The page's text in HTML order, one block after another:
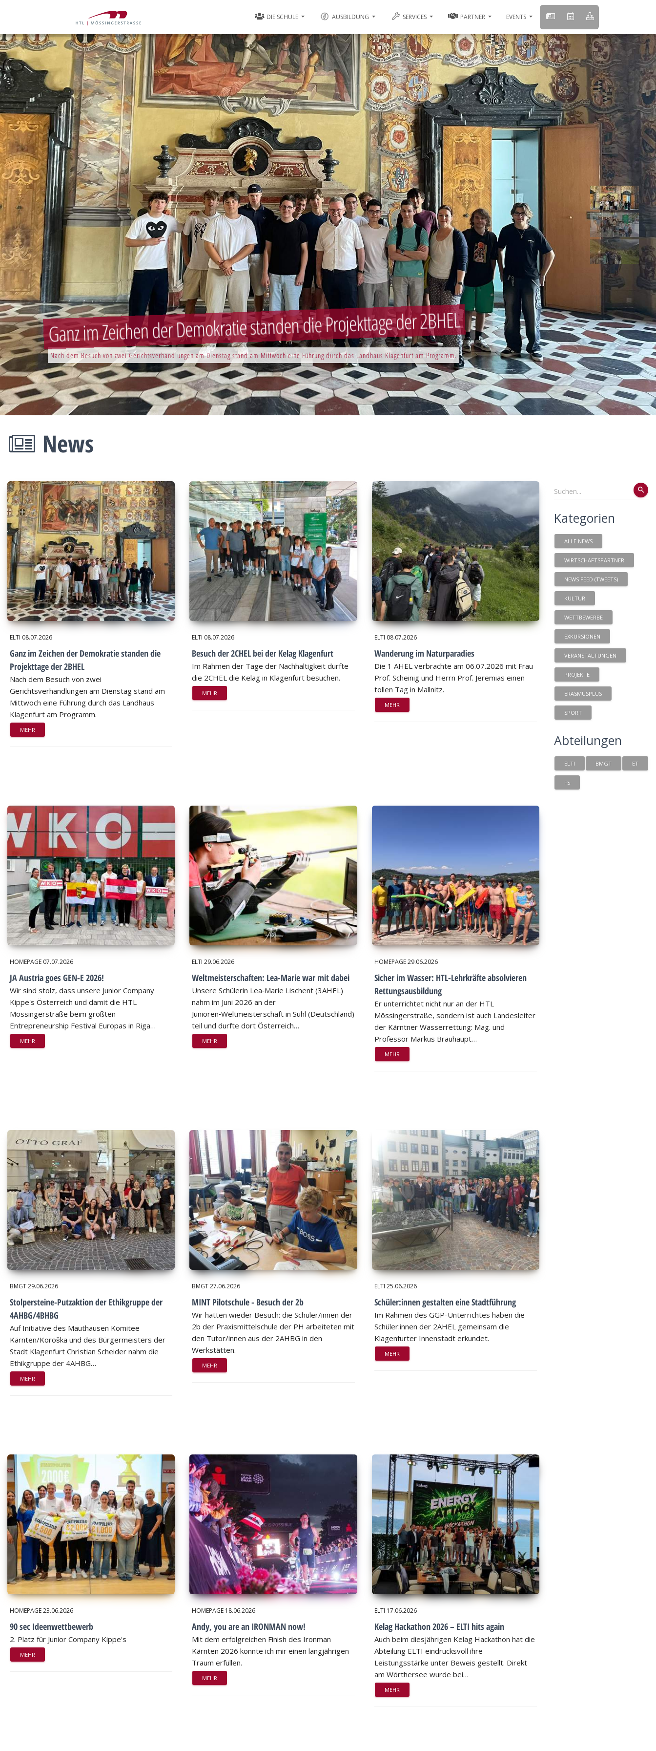
DIE SCHULE AUSBILDUNG SERVICES PARTNER EVENTS
Nach dem Besuch von zwei Gerichtsverhandlungen am Dienstag stand am Mittwoch eine Führung durch das Landhaus Klagenfurt am Programm.
Ganz im Zeichen der Demokratie standen die Projekttage der 2BHEL
News
ELTI 08.07.2026
Ganz im Zeichen der Demokratie standen die
Projekttage der 2BHEL
Nach dem Besuch von zwei
Gerichtsverhandlungen am Dienstag stand am
Mittwoch eine Führung durch das Landhaus
Klagenfurt am Programm.
MEHR
ELTI 08.07.2026
Besuch der 2CHEL bei der Kelag Klagenfurt
Im Rahmen der Tage der Nachhaltigkeit durfte
die 2CHEL die Kelag in Klagenfurt besuchen.
MEHR
ELTI 08.07.2026
Wanderung im Naturparadies
Die 1 AHEL verbrachte am 06.07.2026 mit Frau
Prof. Scheinig und Herrn Prof. Jeremias einen
tollen Tag in Mallnitz.
MEHR
HOMEPAGE 07.07.2026
JA Austria goes GEN-E 2026!
Wir sind stolz, dass unsere Junior Company
Kippe's Österreich und damit die HTL
Mössingerstraße beim größten
Entrepreneurship Festival Europas in Riga…
MEHR
ELTI29.06.2026
Weltmeisterschaften: Lea-Marie war mit dabei
Unsere Schülerin Lea‑Marie Lischent (3AHEL)
nahm im Juni 2026 an der
Junioren‑Weltmeisterschaft in Suhl (Deutschland)
teil und durfte dort Österreich…
MEHR
HOMEPAGE29.06.2026
Sicher im Wasser: HTL-Lehrkräfte absolvieren
Rettungsausbildung
Er unterrichtet nicht nur an der HTL
Mössingerstraße, sondern ist auch Landesleiter
der Kärntner Wasserrettung: Mag. und
Professor Markus Bräuhaupt…
MEHR
BMGT29.06.2026
Stolpersteine-Putzaktion der Ethikgruppe der
4AHBG/4BHBG
Auf Initiative des Mauthausen Komitee
Kärnten/Koroška und des Bürgermeisters der
Stadt Klagenfurt Christian Scheider nahm die
Ethikgruppe der 4AHBG…
MEHR
BMGT27.06.2026
MINT Pilotschule - Besuch der 2b
Wir hatten wieder Besuch: die Schüler/innen der
2b der Praxismittelschule der PH arbeiteten mit
den Tutor/innen aus der 2AHBG in den
Werkstätten.
MEHR
ELTI 25.06.2026
Schüler:innen gestalten eine Stadtführung
Im Rahmen des GGP-Unterrichtes haben die
Schüler:innen der 2AHEL gemeinsam die
Klagenfurter Innenstadt erkundet.
MEHR
HOMEPAGE23.06.2026
90 sec Ideenwettbewerb
2. Platz für Junior Company Kippe's
MEHR
HOMEPAGE 18.06.2026
Andy, you are an IRONMAN now!
Mit dem erfolgreichen Finish des Ironman
Kärnten 2026 konnte ich mir einen langjährigen
Traum erfüllen.
MEHR
ELTI 17.06.2026
Kelag Hackathon 2026 – ELTI hits again
Auch beim diesjährigen Kelag Hackathon hat die
Abteilung ELTI eindrucksvoll ihre
Leistungsstärke unter Beweis gestellt. Direkt
am Wörthersee wurde bei…
MEHR
search
Kategorien
ALLE NEWS
WIRTSCHAFTSPARTNER
NEWS FEED (TWEETS)
KULTUR
WETTBEWERBE
EXKURSIONEN
VERANSTALTUNGEN
PROJEKTE
ERASMUSPLUS
SPORT
Abteilungen
ELTI BMGT ET
FS